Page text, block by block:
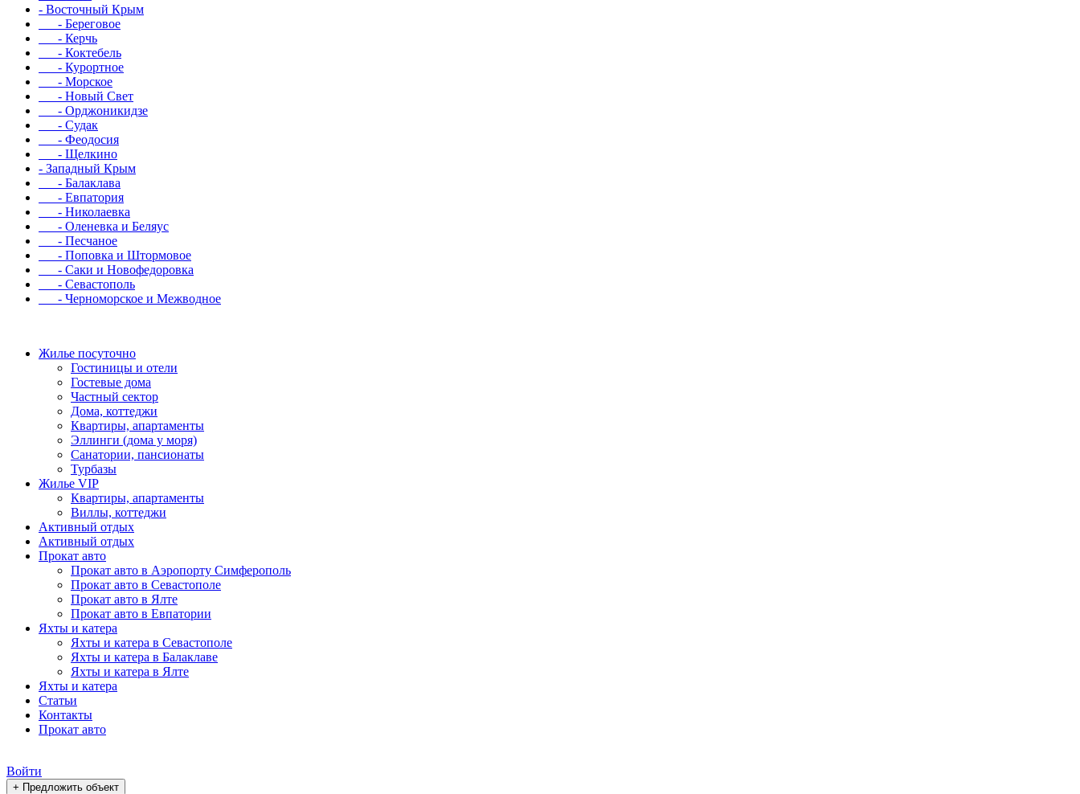
- Восточный Крым
- Береговое
- Керчь
- Коктебель
- Курортное
- Морское
- Новый Свет
- Орджоникидзе
- Судак
- Феодосия
- Щелкино
- Западный Крым
- Балаклава
- Евпатория
- Николаевка
- Оленевка и Беляус
- Песчаное
- Поповка и Штормовое
- Саки и Новофедоровка
- Севастополь
- Черноморское и Межводное
Жилье посуточно
Гостиницы и отели
Гостевые дома
Частный сектор
Дома, коттеджи
Квартиры, апартаменты
Эллинги (дома у моря)
Санатории, пансионаты
Турбазы
Жилье VIP
Квартиры, апартаменты
Виллы, коттеджи
Активный отдых
Активный отдых
Прокат авто
Прокат авто в Аэропорту Симферополь
Прокат авто в Севастополе
Прокат авто в Ялте
Прокат авто в Евпатории
Яхты и катера
Яхты и катера в Севастополе
Яхты и катера в Балаклаве
Яхты и катера в Ялте
Яхты и катера
Статьи
Контакты
Прокат авто
Войти
+ Предложить объект